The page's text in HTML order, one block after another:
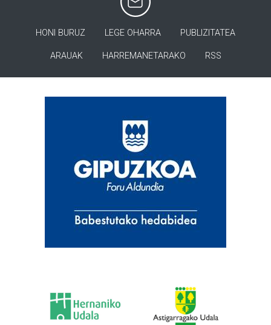
HONI BURUZ LEGE OHARRA PUBLIZITATEA
ARAUAK HARREMANETARAKO RSS